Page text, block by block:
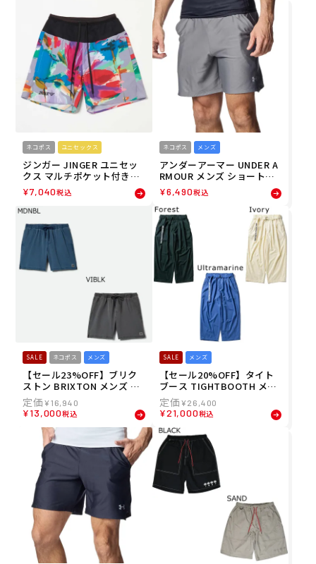
ネコポス ユニセックス
ジンガー JINGER ユニセッ
クス マルチポケット付きラ
ンニングパンツ ランニング
ショートパンツ J-2080-GRY
26SU
¥7,040税込
ネコポス メンズ
アンダーアーマー UNDER A
RMOUR メンズ ショートパ
ンツ クール プロ ショーツ 6
012588-709 26SP
¥6,490税込
SALE ネコポス メンズ
【セール23%OFF】ブリク
ストン BRIXTON メンズ シ
ョートパンツ ハーフパンツ
EVERYDAY VINTAGE WASH
SHORT 30001 26SP
¥16,940
¥13,000税込
SALE メンズ
【セール20%OFF】タイト
ブース TIGHTBOOTH メン
ズ ロングパンツ BAGGY SL
ACKS SS26-B10 26SP
¥26,400
¥21,000税込